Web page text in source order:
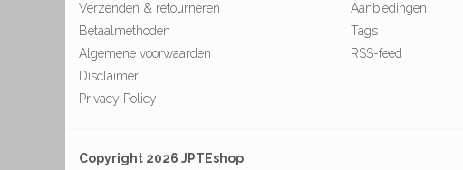
Verzenden & retourneren
Betaalmethoden
Algemene voorwaarden
Disclaimer
Privacy Policy
Aanbiedingen
Tags
RSS-feed
Copyright 2026 JPTEshop